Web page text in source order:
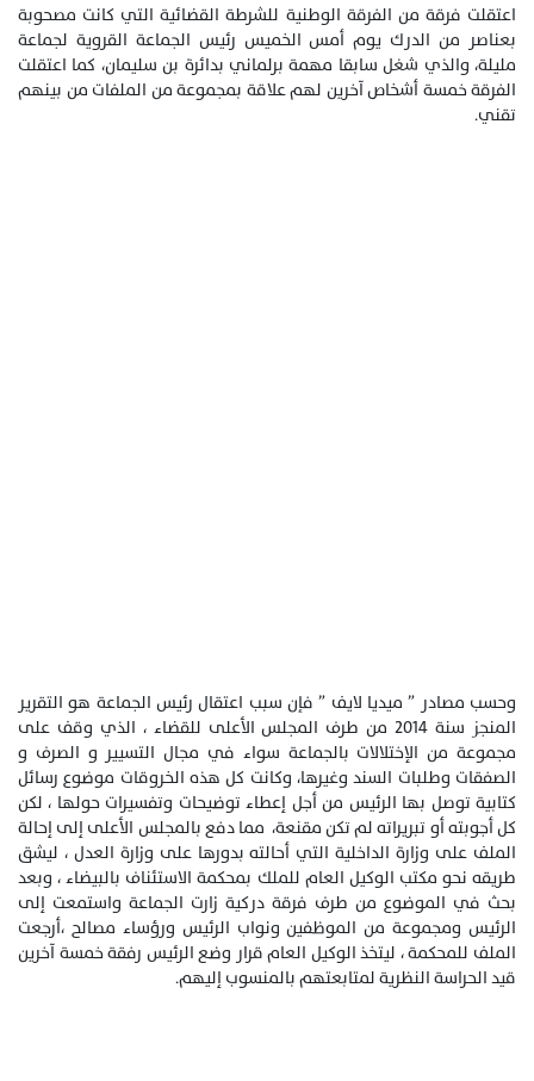
اعتقلت فرقة من الفرقة الوطنية للشرطة القضائية التي كانت مصحوبة
بعناصر من الدرك يوم أمس الخميس رئيس الجماعة القروية لجماعة
مليلة، والذي شغل سابقا مهمة برلماني بدائرة بن سليمان، كما اعتقلت
الفرقة خمسة أشخاص آخرين لهم علاقة بمجموعة من الملفات من بينهم
تقني.
وحسب مصادر ” ميديا لايف ” فإن سبب اعتقال رئيس الجماعة هو التقرير
المنجز سنة 2014 من طرف المجلس الأعلى للقضاء ، الذي وقف على
مجموعة من الإختلالات بالجماعة سواء في مجال التسيير و الصرف و
الصفقات وطلبات السند وغيرها، وكانت كل هذه الخروقات موضوع رسائل
كتابية توصل بها الرئيس من أجل إعطاء توضيحات وتفسيرات حولها ، لكن
كل أجوبته أو تبريراته لم تكن مقنعة، مما دفع بالمجلس الأعلى إلى إحالة
الملف على وزارة الداخلية التي أحالته بدورها على وزارة العدل ، ليشق
طريقه نحو مكتب الوكيل العام للملك بمحكمة الاستئناف بالبيضاء ، وبعد
بحث في الموضوع من طرف فرقة دركية زارت الجماعة واستمعت إلى
الرئيس ومجموعة من الموظفين ونواب الرئيس ورؤساء مصالح ،أرجعت
الملف للمحكمة ، ليتخذ الوكيل العام قرار وضع الرئيس رفقة خمسة آخرين
قيد الحراسة النظرية لمتابعتهم بالمنسوب إليهم.